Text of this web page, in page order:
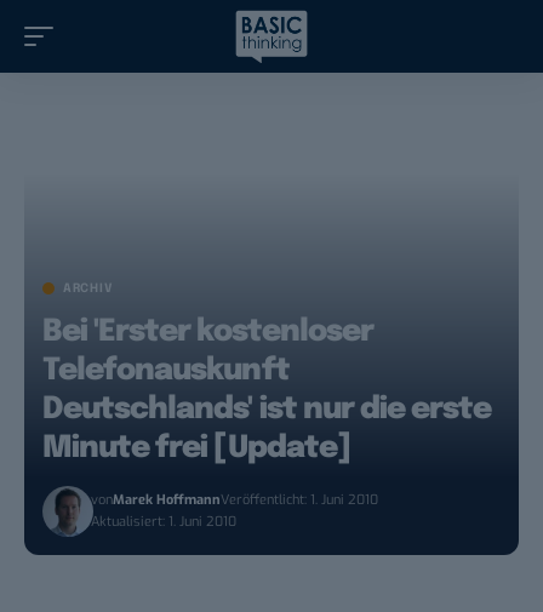
ARCHIV
Bei 'Erster kostenloser
Telefonauskunft
Deutschlands' ist nur die erste
Minute frei [Update]
vonMarek HoffmannVeröffentlicht: 1. Juni 2010
Aktualisiert: 1. Juni 2010